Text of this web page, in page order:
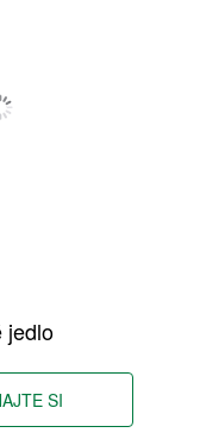
jedlo
SI